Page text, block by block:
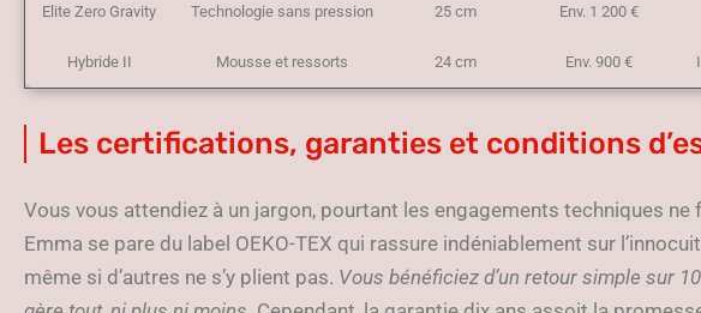
Elite Zero Gravity Technologie sans pression 25 cm Env. 1 200 €
Hybride II Mousse et ressorts 24 cm Env. 900 €
Les certifications, garanties et conditions
Vous vous attendiez à un jargon, pourtant les engagements techniques
Emma se pare du label OEKO-TEX qui rassure indéniablement sur
même si d’autres ne s’y plient pas. Vous bénéficiez d’un retour simple sur